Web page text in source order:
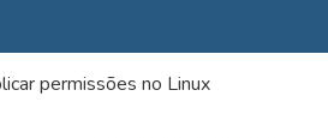
permissões no Linux